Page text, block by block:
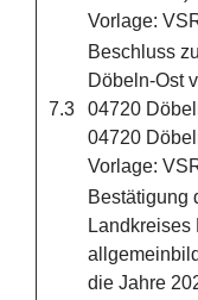
Vorlage:
7.3
Beschluss
Döbeln-Ost
04720
04720
Vorlage:
Bestätigung
Landkreises
die Jahre